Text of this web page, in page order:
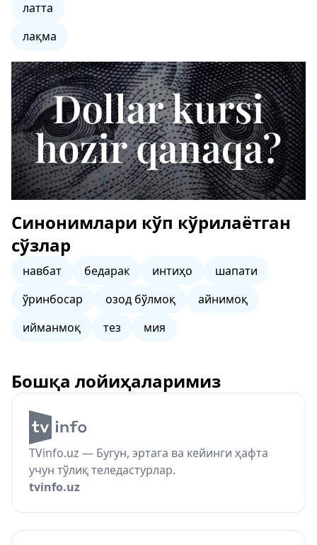
латта
лақма
Синонимлари кўп кўрилаётган
сўзлар
навбат бедарак интиҳо
шапати
ўринбосар
озод бўлмоқ
айнимоқ
ийманмоқ
тез мия
Бошқа лойиҳаларимиз
TVinfo.uz — Бугун, эртага ва кейинги ҳафта
учун тўлиқ теледастурлар.
tvinfo.uz